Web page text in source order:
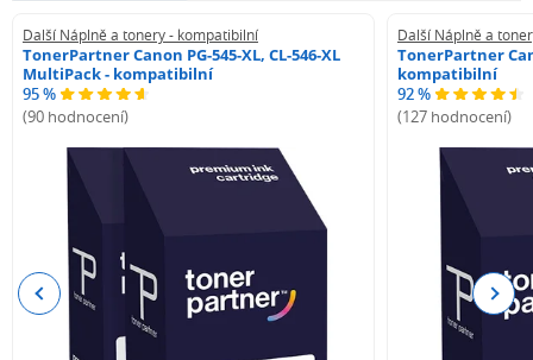
Další Náplně a tonery - kompatibilní
TonerPartner Canon PG-545-XL, CL-546-XL
MultiPack - kompatibilní
95 %
(90 hodnocení)
Další Náplně a
TonerPartner
kompatibilní
92 %
(127 hodnocení)
Previous Next